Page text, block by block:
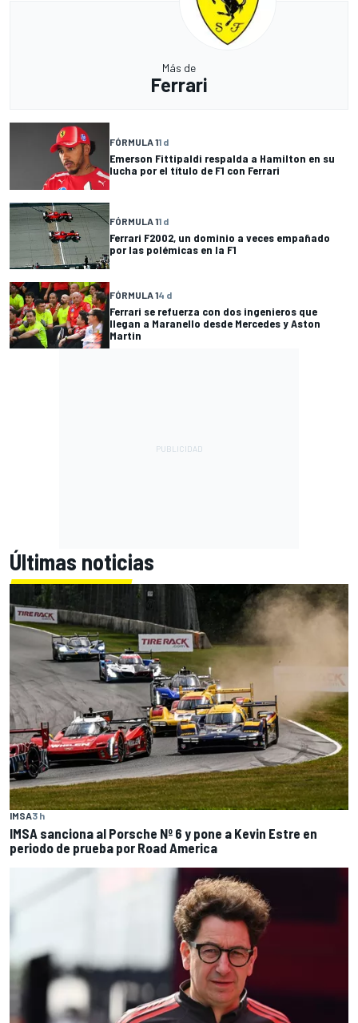
Más de
Ferrari
FÓRMULA 11 d
Emerson Fittipaldi respalda a Hamilton en su
lucha por el título de F1 con Ferrari
FÓRMULA 11 d
Ferrari F2002, un dominio a veces empañado
por las polémicas en la F1
FÓRMULA 14 d
Ferrari se refuerza con dos ingenieros que
llegan a Maranello desde Mercedes y Aston
Martin
Últimas noticias
IMSA3 h
IMSA sanciona al Porsche Nº 6 y pone a Kevin Estre en
periodo de prueba por Road America